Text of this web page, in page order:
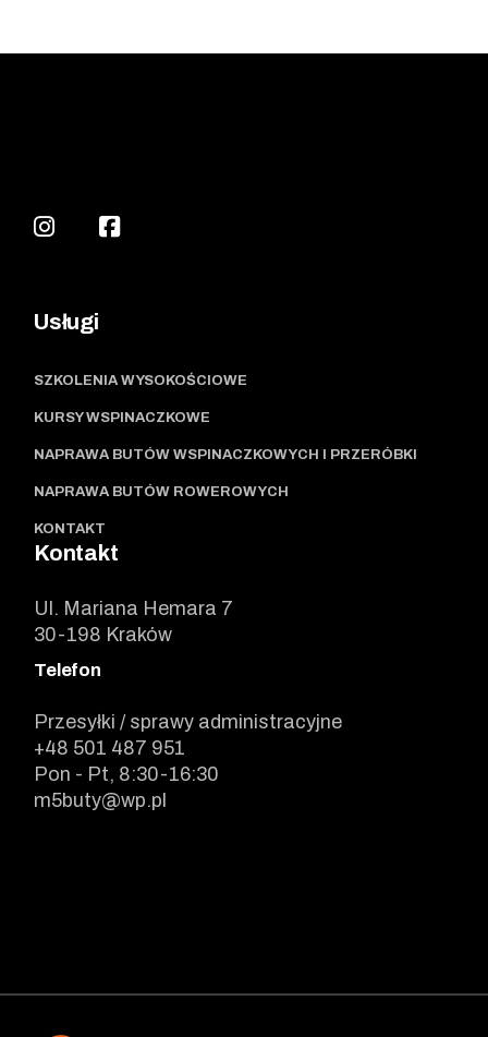
Usługi
SZKOLENIA WYSOKOŚCIOWE
KURSY WSPINACZKOWE
NAPRAWA BUTÓW WSPINACZKOWYCH I PRZERÓBKI
NAPRAWA BUTÓW ROWEROWYCH
KONTAKT
Kontakt
Ul. Mariana Hemara 7
30-198 Kraków
Telefon
Przesyłki / sprawy administracyjne
+48 501 487 951
Pon - Pt, 8:30-16:30
m5buty@wp.pl